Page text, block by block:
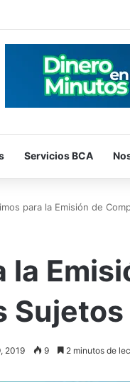
Servicios BCA
para la Emisión de
2019 9 2 minutos de